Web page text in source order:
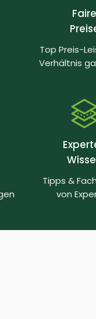
Faire
Top Preis-
Verhältnis
Tipps &
von